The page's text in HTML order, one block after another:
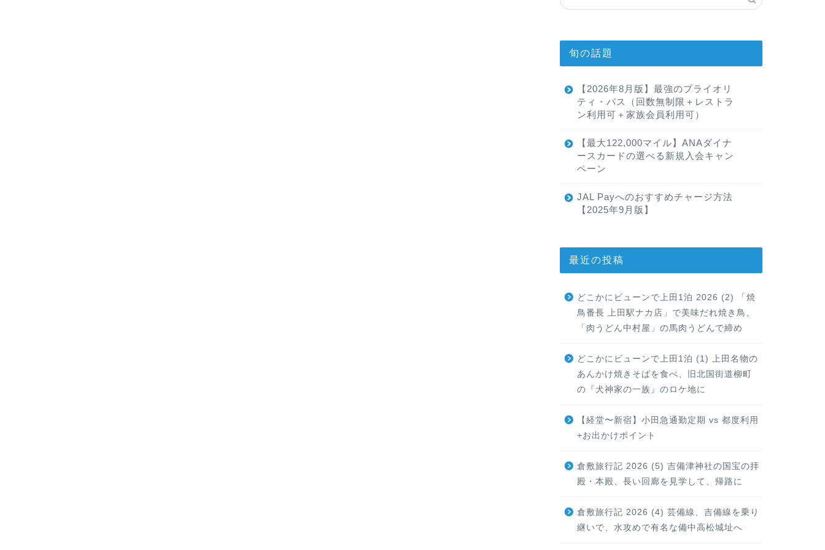
旬の話題
【2026年8月版】最強のプライオリ
ティ・パス（回数無制限＋レストラ
ン利用可＋家族会員利用可）
【最大122,000マイル】ANAダイナ
ースカードの選べる新規入会キャン
ペーン
JAL Payへのおすすめチャージ方法
【2025年9月版】
最近の投稿
どこかにビューンで上田1泊 2026 (2) 「焼
鳥番長 上田駅ナカ店」で美味だれ焼き鳥、
「肉うどん中村屋」の馬肉うどんで締め
どこかにビューンで上田1泊 (1) 上田名物の
あんかけ焼きそばを食べ、旧北国街道柳町
の『犬神家の一族』のロケ地に
【経堂〜新宿】小田急通勤定期 vs 都度利用
+お出かけポイント
倉敷旅行記 2026 (5) 吉備津神社の国宝の拝
殿・本殿、長い回廊を見学して、帰路に
倉敷旅行記 2026 (4) 芸備線、吉備線を乗り
継いで、水攻めで有名な備中高松城址へ